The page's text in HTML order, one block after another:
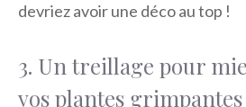
devriez avoir une déco au top !
3. Un treillage pour
vos plantes grimpantes